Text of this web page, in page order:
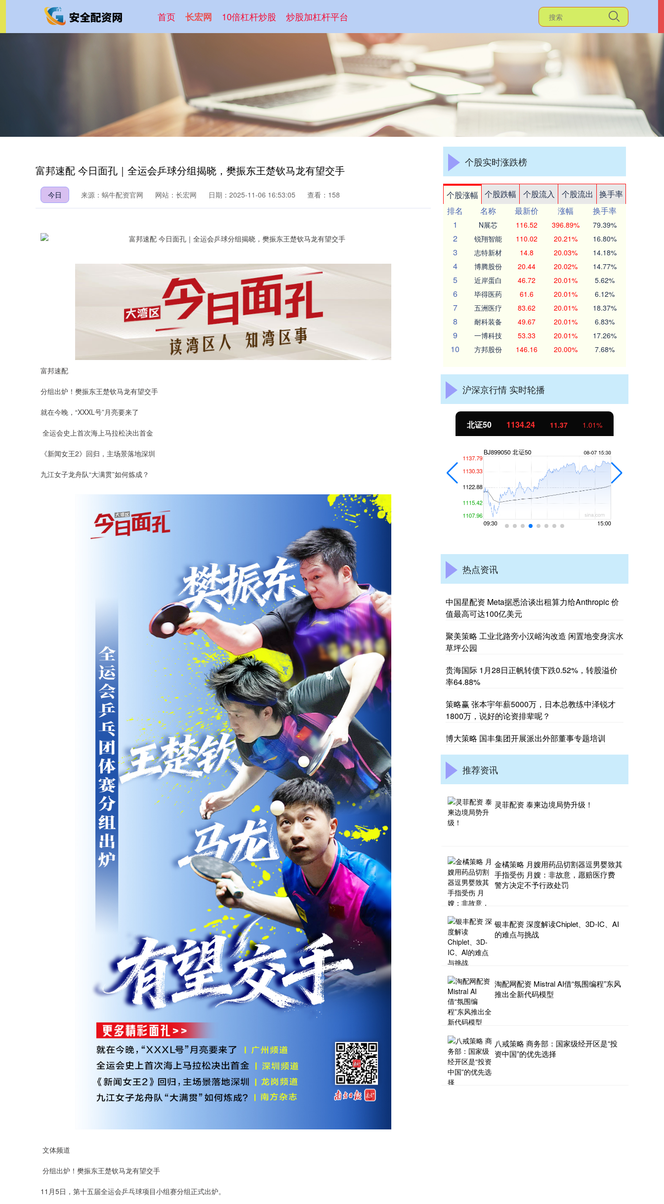
首页 长宏网 10倍杠杆炒股 炒股加杠杆平台
富邦速配 今日面孔｜全运会乒球分组揭晓，樊振东王楚钦马龙有望交手
今日 来源：蜗牛配资官网 网站：长宏网 日期：2025-11-06 16:53:05 查看：158
富邦速配
分组出炉！樊振东王楚钦马龙有望交手
就在今晚，“XXXL号”月亮要来了
全运会史上首次海上马拉松决出首金
《新闻女王2》回归，主场景落地深圳
九江女子龙舟队“大满贯”如何炼成？
文体频道
分组出炉！樊振东王楚钦马龙有望交手
11月5日，第十五届全运会乒乓球项目小组赛分组正式出炉。
个股实时涨跌榜
个股涨幅 个股跌幅 个股流入 个股流出
换手率
排名
名称 最新价 涨幅
换手率
1
N展芯 116.52 396.89% 79.39%
2 锐翔智能 110.02 20.21% 16.80%
3 志特新材 14.8 20.03% 14.18%
4 博腾股份 20.44 20.02% 14.77%
5 近岸蛋白 46.72 20.01% 5.62%
6 毕得医药 61.6 20.01% 6.12%
7 五洲医疗 83.62 20.01% 18.37%
8 耐科装备 49.67 20.01% 6.83%
9 一博科技 53.33 20.01% 17.26%
10 方邦股份 146.16 20.00% 7.68%
沪深京行情 实时轮播
北证50 1134.24 11.37 1.01%
热点资讯
中国星配资 Meta据悉洽谈出租算力给Anthropic 价
值最高可达100亿美元
聚美策略 工业北路旁小汉峪沟改造 闲置地变身滨水
草坪公园
贵海国际 1月28日正帆转债下跌0.52%，转股溢价
率64.88%
策略赢 张本宇年薪5000万，日本总教练中泽锐才
1800万，说好的论资排辈呢？
博大策略 国丰集团开展派出外部董事专题培训
推荐资讯
灵菲配资 泰柬边境局势升级！
金橘策略 月嫂用药品切割器逗男婴致其
手指受伤 月嫂：非故意，愿赔医疗费
警方决定不予行政处罚
银丰配资 深度解读Chiplet、3D-IC、AI
的难点与挑战
淘配网配资 Mistral AI借“氛围编程”东风
推出全新代码模型
八戒策略 商务部：国家级经开区是“投
资中国”的优先选择